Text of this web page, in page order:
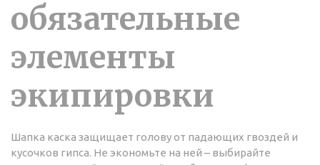
обязательные
элементы
экипировки
Шапка каска защищает голову от падающих гвоздей и
кусочков гипса. Не экономьте на ней – выбирайте